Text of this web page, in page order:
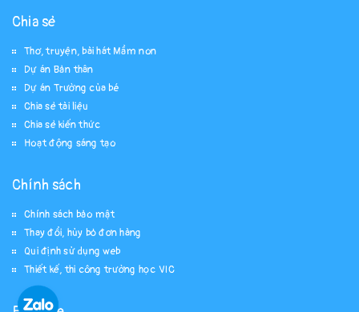
Chia sẻ
Thơ, truyện, bài hát Mầm non
Dự án Bản thân
Dự án Trường của bé
Chia sẻ tài liệu
Chia sẻ kiến thức
Hoạt động sáng tạo
Chính sách
Chính sách bảo mật
Thay đổi, hủy bỏ đơn hàng
Qui định sử dụng web
Thiết kế, thi công trường học VIC